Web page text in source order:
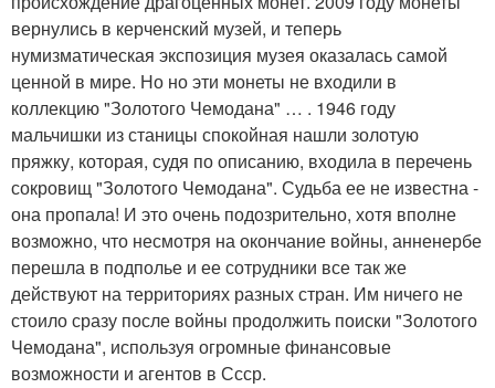
вернулись в керченский музей, и теперь
нумизматическая экспозиция музея оказалась самой
ценной в мире. Но но эти монеты не входили в
коллекцию "Золотого Чемодана" … . 1946 году
мальчишки из станицы спокойная нашли золотую
пряжку, которая, судя по описанию, входила в перечень
сокровищ "Золотого Чемодана". Судьба ее не известна -
она пропала! И это очень подозрительно, хотя вполне
возможно, что несмотря на окончание войны, анненербе
перешла в подполье и ее сотрудники все так же
действуют на территориях разных стран. Им ничего не
стоило сразу после войны продолжить поиски "Золотого
Чемодана", используя огромные финансовые
возможности и агентов в Ссср.